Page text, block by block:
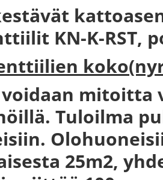
KN-K-RST,
voidaan
Tuloilma
25m2,